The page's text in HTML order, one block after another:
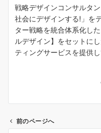
戦略デザインコンサルタ
社会にデザインする!」を
ター戦略を統合体系化し
ルデザイン】をセットに
ティングサービスを提供し
前のページへ